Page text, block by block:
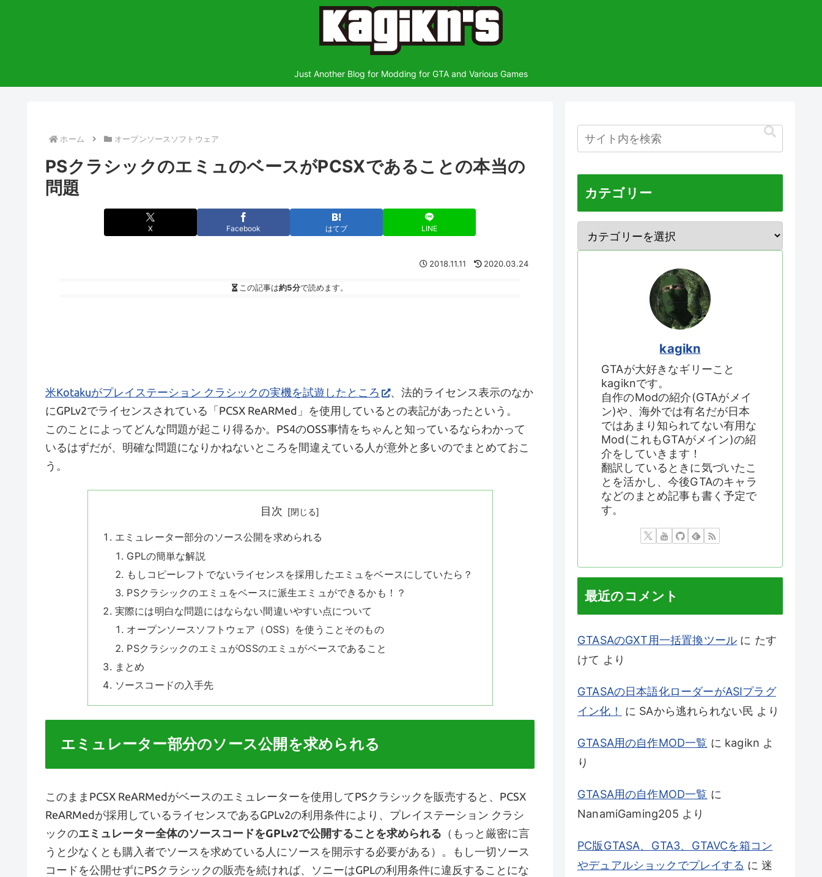
Just Another Blog for Modding for GTA and Various Games
ホーム オープンソースソフトウェア
PSクラシックのエミュのベースがPCSXであることの本当の
問題
X Facebook はてブ LINE
2018.11.11 2020.03.24
この記事は約5分で読めます。
米Kotakuがプレイステーション クラシックの実機を試遊したところ
、法的ライセンス表示のなか
にGPLv2でライセンスされている「PCSX ReARMed」を使用しているとの表記があったという。
このことによってどんな問題が起こり得るか。PS4のOSS事情をちゃんと知っているならわかって
いるはずだが、明確な問題になりかねないところを間違えている人が意外と多いのでまとめておこ
う。
目次
エミュレーター部分のソース公開を求められる
GPLの簡単な解説
もしコピーレフトでないライセンスを採用したエミュをベースにしていたら？
PSクラシックのエミュをベースに派生エミュができるかも！？
実際には明白な問題にはならない間違いやすい点について
オープンソースソフトウェア（OSS）を使うことそのもの
PSクラシックのエミュがOSSのエミュがベースであること
まとめ
ソースコードの入手先
エミュレーター部分のソース公開を求められる
このままPCSX ReARMedがベースのエミュレーターを使用してPSクラシックを販売すると、PCSX
ReARMedが採用しているライセンスであるGPLv2の利用条件により、プレイステーション クラシ
ックのエミュレーター全体のソースコードをGPLv2で公開することを求められる （もっと厳密に言
うと少なくとも購入者でソースを求めている人にソースを開示する必要がある）。もし一切ソース
コードを公開せずにPSクラシックの販売を続ければ、ソニーはGPLの利用条件に違反することにな
カテゴリー
kagikn
GTAが大好きなギリーこと
kagiknです。
自作のModの紹介(GTAがメイ
ン)や、海外では有名だが日本
ではあまり知られてない有用な
Mod(これもGTAがメイン)の紹
介をしていきます！
翻訳しているときに気づいたこ
とを活かし、今後GTAのキャラ
などのまとめ記事も書く予定で
す。
最近のコメント
GTASAのGXT用一括置換ツール に たす
けて より
GTASAの日本語化ローダーがASIプラグ
イン化！
に SAから逃れられない民 より
GTASA用の自作MOD一覧 に kagikn よ
り
GTASA用の自作MOD一覧 に
NanamiGaming205 より
PC版GTASA、GTA3、GTAVCを箱コン
やデュアルショックでプレイする に迷